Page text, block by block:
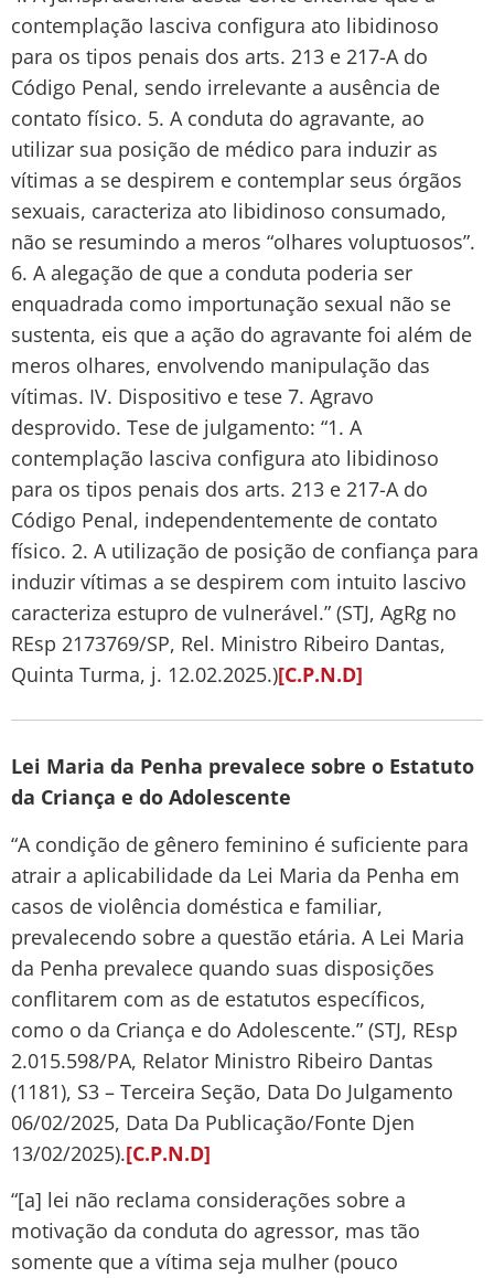
contemplação lasciva configura ato libidinoso
para os tipos penais dos arts. 213 e 217-A do
Código Penal, sendo irrelevante a ausência de
contato físico. 5. A conduta do agravante, ao
utilizar sua posição de médico para induzir as
vítimas a se despirem e contemplar seus órgãos
sexuais, caracteriza ato libidinoso consumado,
não se resumindo a meros “olhares voluptuosos”.
6. A alegação de que a conduta poderia ser
enquadrada como importunação sexual não se
sustenta, eis que a ação do agravante foi além de
meros olhares, envolvendo manipulação das
vítimas. IV. Dispositivo e tese 7. Agravo
desprovido. Tese de julgamento: “1. A
contemplação lasciva configura ato libidinoso
para os tipos penais dos arts. 213 e 217-A do
Código Penal, independentemente de contato
físico. 2. A utilização de posição de confiança para
induzir vítimas a se despirem com intuito lascivo
caracteriza estupro de vulnerável.” (STJ, AgRg no
REsp 2173769/SP, Rel. Ministro Ribeiro Dantas,
Quinta Turma, j. 12.02.2025.)[C.P.N.D]
Lei Maria da Penha prevalece sobre o Estatuto
da Criança e do Adolescente
“A condição de gênero feminino é suficiente para
atrair a aplicabilidade da Lei Maria da Penha em
casos de violência doméstica e familiar,
prevalecendo sobre a questão etária. A Lei Maria
da Penha prevalece quando suas disposições
conflitarem com as de estatutos específicos,
como o da Criança e do Adolescente.” (STJ, REsp
2.015.598/PA, Relator Ministro Ribeiro Dantas
(1181), S3 – Terceira Seção, Data Do Julgamento
06/02/2025, Data Da Publicação/Fonte Djen
13/02/2025).[C.P.N.D]
“[a] lei não reclama considerações sobre a
motivação da conduta do agressor, mas tão
somente que a vítima seja mulher (pouco